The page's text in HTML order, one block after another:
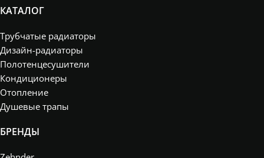
КАТАЛОГ
Трубчатые радиаторы
Дизайн-радиаторы
Полотенцесушители
Кондиционеры
Отопление
Душевые трапы
БРЕНДЫ